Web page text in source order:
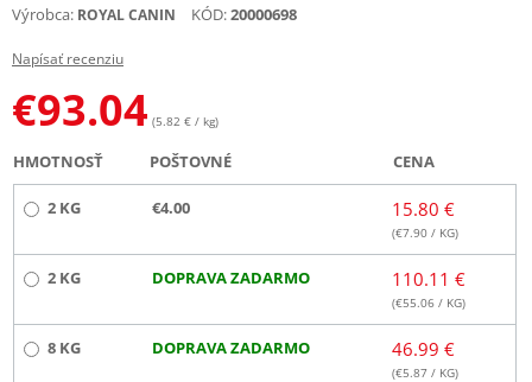
Výrobca: ROYAL CANIN KÓD:20000698
Napísať recenziu
€93.04 (5.82 € / kg)
HMOTNOSŤ POŠTOVNÉ CENA
2 KG €4.00 15.80 €
(€7.90 / KG)
2 KG DOPRAVA ZADARMO 110.11 €
(€55.06 / KG)
8 KG DOPRAVA ZADARMO 46.99 €
(€5.87 / KG)